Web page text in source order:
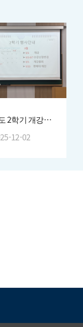
2025학년도 2학기 개강총회(2025. 9.)
12-02